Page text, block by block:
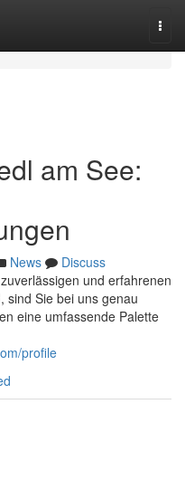
am See:
News
Discuss
und erfahrenen
sind Sie bei uns genau
eine umfassende Palette
profile